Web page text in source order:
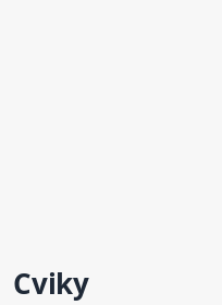
Cviky